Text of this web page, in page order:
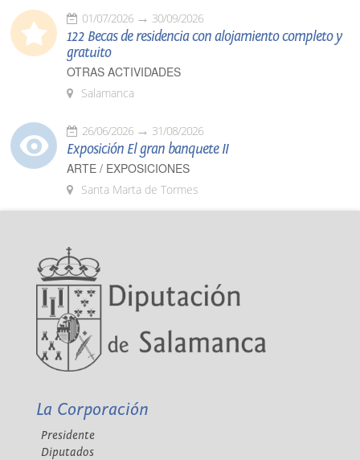
01/07/2026 30/09/2026
122 Becas de residencia con alojamiento completo y
gratuito
OTRAS ACTIVIDADES
Salamanca
26/06/2026 31/08/2026
Exposición El gran banquete II
ARTE / EXPOSICIONES
Santa Marta de Tormes
La Corporación
Presidente
Diputados